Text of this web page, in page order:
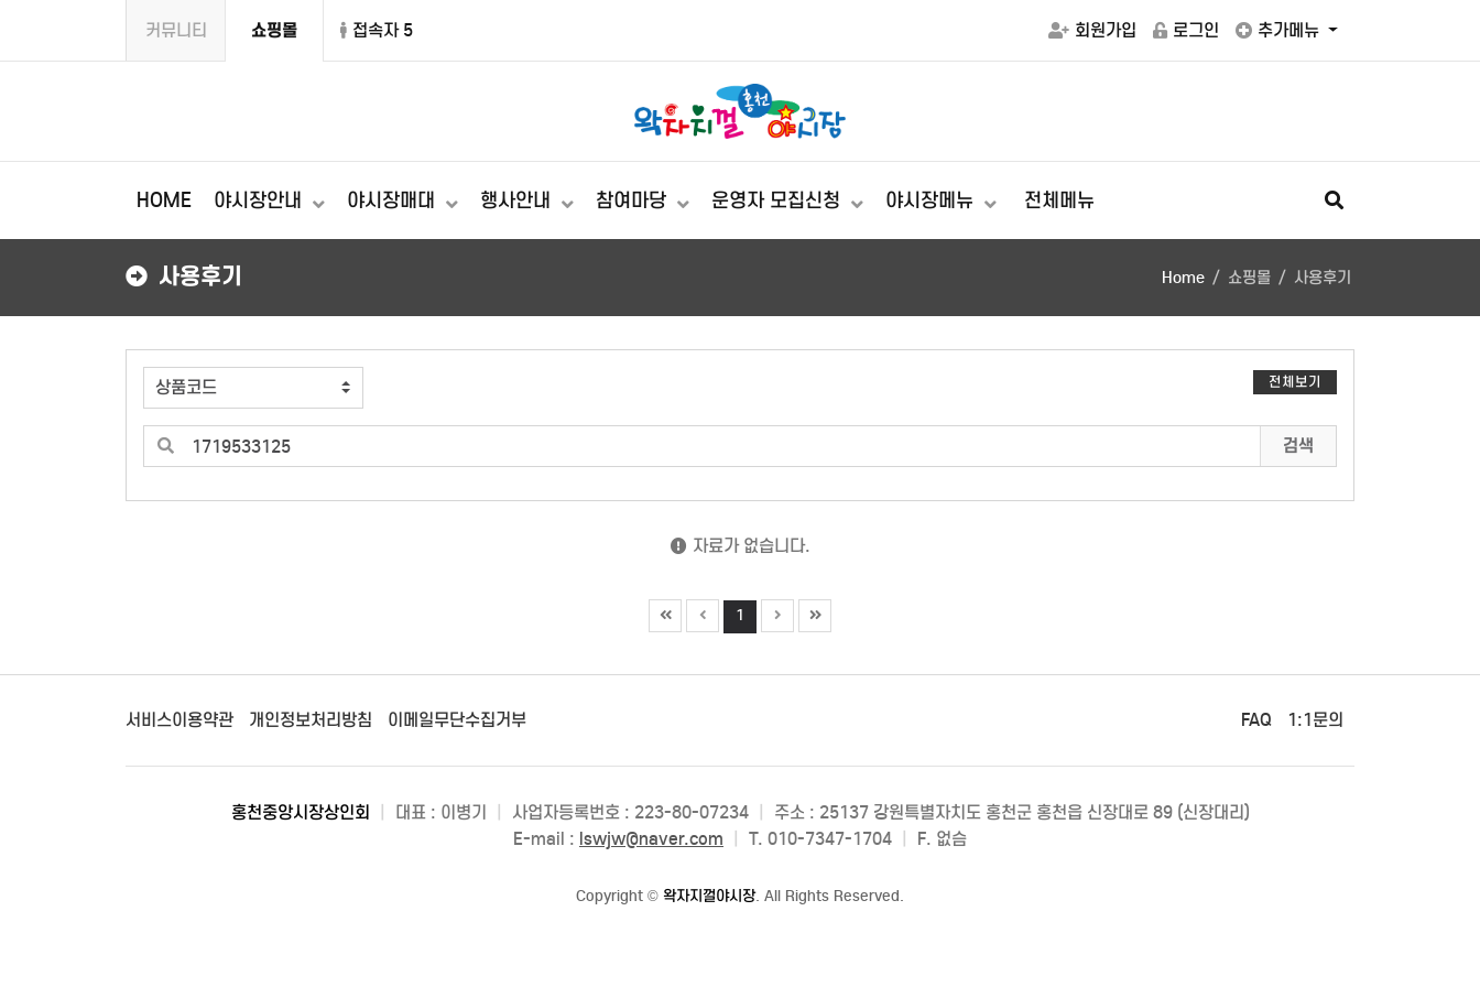
커뮤니티 쇼핑몰 접속자 5 회원가입 로그인 추가메뉴
HOME 야시장안내 야시장매대 행사안내 참여마당 운영자 모집신청 야시장메뉴 전체메뉴
사용후기 Home 쇼핑몰 사용후기
전체보기
검색
자료가 없습니다.
1
서비스이용약관 개인정보처리방침 이메일무단수집거부 FAQ 1:1문의
홍천중앙시장상인회 대표 : 이병기 사업자등록번호 : 223-80-07234
주소 : 25137 강원특별자치도 홍천군 홍천읍 신장대로 89 (신장대리)
E-mail : lswjw@naver.com T. 010-7347-1704 F. 없슴
Copyright © 왁자지껄야시장. All Rights Reserved.